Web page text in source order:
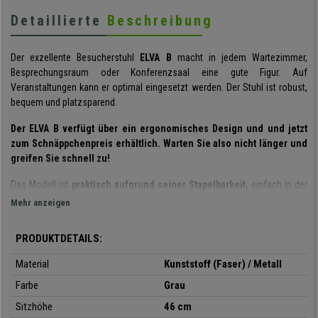
Detaillierte Beschreibung
Der exzellente Besucherstuhl ELVA B macht in jedem Wartezimmer,
Besprechungsraum oder Konferenzsaal eine gute Figur. Auf
Veranstaltungen kann er optimal eingesetzt werden. Der Stuhl ist robust,
bequem und platzsparend.
Der ELVA B verfügt über ein ergonomisches Design und und jetzt
zum Schnäppchenpreis erhältlich. Warten Sie also nicht länger und
greifen Sie schnell zu!
Das Modell ist praktisch aufgrund seiner Stapelbarkeit, einfach in der
Handhabung und wird auch noch
und die Rückenlehne sind sehr widerstandsfähig und flexibel. Ihre Kunden
vier schwarzen Stuhlbeinen
garantiert für eine lange Haltbarkeit in
perfekter Optik.
Es handelt sich um ein praktisches und vielseitiges Modell.
Mehr anzeigen
PRODUKTDETAILS:
Material
Kunststoff (Faser) / Metall
Farbe
Grau
Sitzhöhe
46 cm